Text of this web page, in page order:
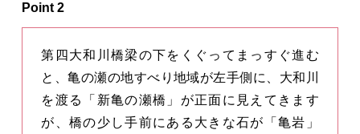
Point 2
第四大和川橋梁の下をくぐってまっすぐ進む
と、亀の瀬の地すべり地域が左手側に、大和川
を渡る「新亀の瀬橋」が正面に見えてきます
が、橋の少し手前にある大きな石が「亀岩」